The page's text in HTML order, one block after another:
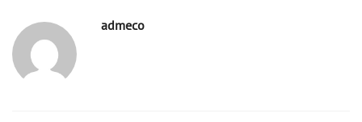
admeco